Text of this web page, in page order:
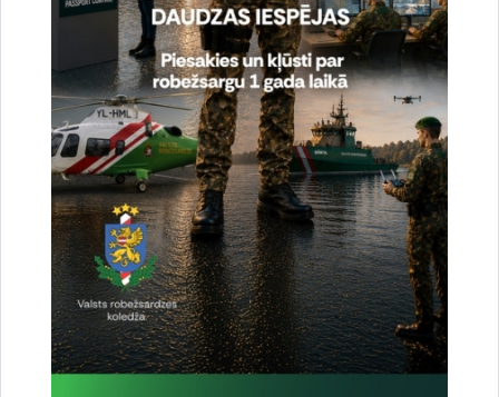
Vai šī informācija bija noderīga?
Sniegt atsauksmi